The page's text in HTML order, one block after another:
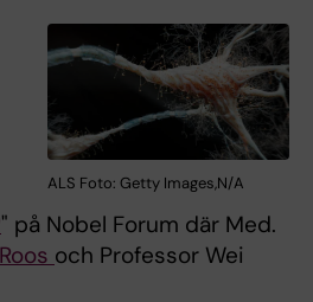
ALS Foto: Getty Images,N/A
" på Nobel Forum där Med.
och Professor Wei